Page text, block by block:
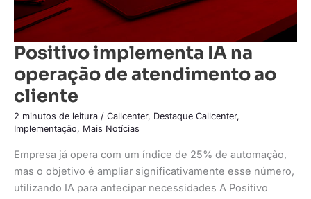
Positivo implementa IA na
operação de atendimento ao
cliente
2 minutos de leitura / Callcenter, Destaque Callcenter,
Implementação, Mais Notícias
Empresa já opera com um índice de 25% de automação,
mas o objetivo é ampliar significativamente esse número,
utilizando IA para antecipar necessidades A Positivo